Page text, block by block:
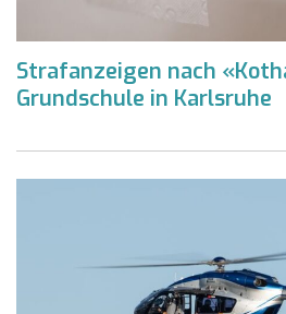
Strafanzeigen nach
Grundschule in Karlsruhe